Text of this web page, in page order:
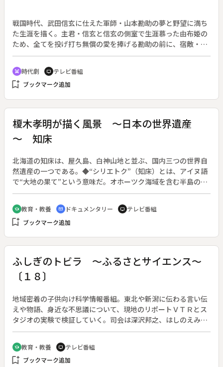
警察関係者から仕事の依頼はないかと質問する。一方、小野田
（岸部一徳）のかつての部下で公安幹部の嶋村（宮内敦士）が
心臓発作で急死した。不自然な死に疑問を抱いた小野田は、右
戦国時代、武田信玄に仕えた軍師・山本勘助の夢と野望に満ち
た生涯を描く。主君・信玄と信玄の側室で生涯慕った由布姫の
ため、全てを投げ打ち無償の愛を捧げる勘助の前に、宿敵・上
杉謙信が立ちはだかる。ＮＨＫ大河ドラマ第４６作（２００７
年１月７日～１２月１６日放送、全５０回）の総集編（全４
回）。原作：井上靖。◆総集編・第三部「火の巻」。越後で頭
角を現した長尾景虎（Ｇａｃｋｔ）の実力を見定めるため、勘
いよいよ村上義清（永島敏行）を追い詰め、信濃を手中に収め
ようとする。村上は越後に逃れ、景虎に助けを請う。それを受
けて景虎は信濃に出陣し、ここに１２年にわたる川中島の戦い
が始まる。一方、病に倒れた由布姫（柴本幸）に死期が迫って
swords 時代劇 tv テレビ番組
bookmark_add ブックマーク追加
榎木孝明が描く風景 ～日本の世界遺産
～ 知床
北海道の知床は、屋久島、白神山地と並ぶ、国内三つの世界自
然遺産の一つである。◆“シリエトク”（知床）とは、アイヌ語
で“大地の果て”という意味だ。オホーツク海域を含む半島の先
端部分の７１，１００ヘクタール、ヒグマやエゾシカ、オジロ
ワシが生息し、流氷にのって来るアザラシが海岸を埋める手つ
かずの大自然が、世界遺産とされている。◆榎木が訪れた日、
ヒグマ出没のため、知床五湖の遊歩道の大部分が立入禁止とな
だ。◆知床
school 教育・教養 cinematic_blur ドキュメンタリー tv テレビ番組
bookmark_add ブックマーク追加
ふしぎのトビラ ～ふるさとサイエンス～
〔１８〕
地域密着の子供向け科学情報番組。東北や新潟に伝わる言い伝
えや物語、身近な不思議について、現地のリポートＶＴＲとス
タジオの実験で検証していく。司会は深沢邦之、はしのえみ、
生駒夕紀子アナウンサー。東北６県と新潟県のブロックネット
で月１回放送。（２００６年３月２５日放送開始）◆この回の
テ－マは、江戸時代からの山形の名産品「“紅花”のひみつ」、
宮城県気仙沼大島・十八鳴浜（くぐなりはま）の“鳴り砂（な
school 教育・教養 tv テレビ番組
bookmark_add ブックマーク追加